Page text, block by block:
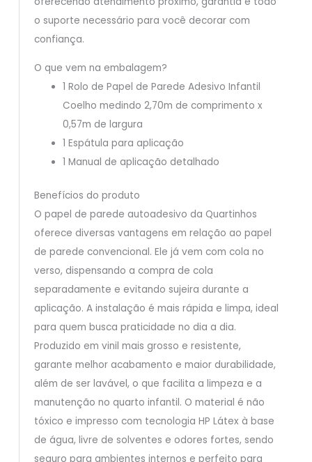
o suporte necessário para você decorar com
confiança.
O que vem na embalagem?
1 Rolo de Papel de Parede Adesivo Infantil
Coelho medindo 2,70m de comprimento x
0,57m de largura
1 Espátula para aplicação
1 Manual de aplicação detalhado
Benefícios do produto
O papel de parede autoadesivo da Quartinhos
oferece diversas vantagens em relação ao papel
de parede convencional. Ele já vem com cola no
verso, dispensando a compra de cola
separadamente e evitando sujeira durante a
aplicação. A instalação é mais rápida e limpa, ideal
para quem busca praticidade no dia a dia.
Produzido em vinil mais grosso e resistente,
garante melhor acabamento e maior durabilidade,
além de ser lavável, o que facilita a limpeza e a
manutenção no quarto infantil. O material é não
tóxico e impresso com tecnologia HP Látex à base
de água, livre de solventes e odores fortes, sendo
seguro para ambientes internos e perfeito para